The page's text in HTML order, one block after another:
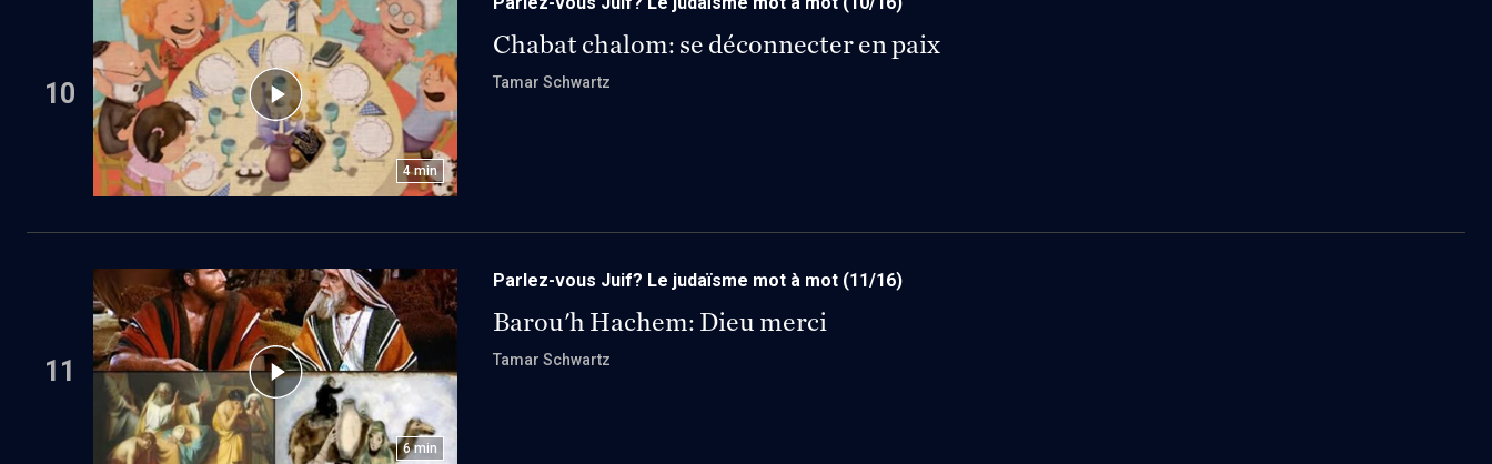
10
4 min
Chabat chalom: se déconnecter en paix
Tamar Schwartz
11
6 min
Parlez-vous Juif? Le judaïsme mot à mot (11/16)
Barou'h Hachem: Dieu merci
Tamar Schwartz